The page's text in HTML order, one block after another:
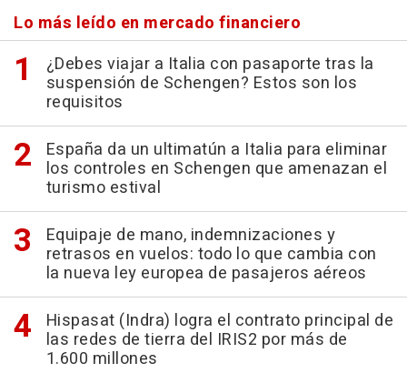
Lo más leído en mercado financiero
¿Debes viajar a Italia con pasaporte tras la
suspensión de Schengen? Estos son los
requisitos
España da un ultimatún a Italia para eliminar
los controles en Schengen que amenazan el
turismo estival
Equipaje de mano, indemnizaciones y
retrasos en vuelos: todo lo que cambia con
la nueva ley europea de pasajeros aéreos
Hispasat (Indra) logra el contrato principal de
las redes de tierra del IRIS2 por más de
1.600 millones